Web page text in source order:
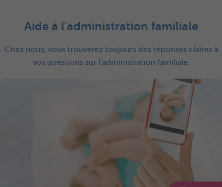
Aide à l'administration familiale
Chez nous, vous trouverez toujours des réponses claires à
vos questions sur l'administration familiale.